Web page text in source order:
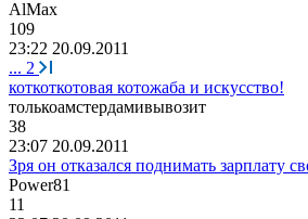
AlMax
109
23:22 20.09.2011
... 2
коткоткотовая котожаба и искусство!
толькоамстердамивывозит
38
23:07 20.09.2011
Зря он отказался поднимать зарплату
Power81
11